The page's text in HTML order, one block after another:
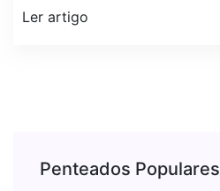
Ler artigo
Penteados Populares